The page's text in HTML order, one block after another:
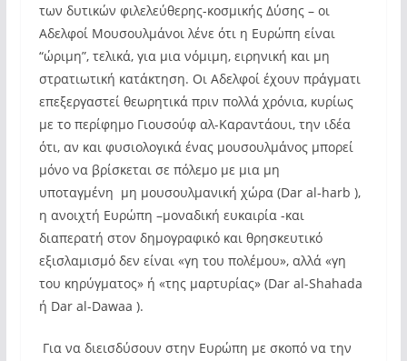
των δυτικών φιλελεύθερης-κοσμικής Δύσης – οι
Αδελφοί Μουσουλμάνοι λένε ότι η Ευρώπη είναι
“ώριμη”, τελικά, για μια νόμιμη, ειρηνική και μη
στρατιωτική κατάκτηση. Οι Αδελφοί έχουν πράγματι
επεξεργαστεί θεωρητικά πριν πολλά χρόνια, κυρίως
με το περίφημο Γιουσούφ αλ-Καραντάουι, την ιδέα
ότι, αν και φυσιολογικά ένας μουσουλμάνος μπορεί
μόνο να βρίσκεται σε πόλεμο με μια μη
υποταγμένη μη μουσουλμανική χώρα (Dar al-harb ),
η ανοιχτή Ευρώπη –μοναδική ευκαιρία -και
διαπερατή στον δημογραφικό και θρησκευτικό
εξισλαμισμό δεν είναι «γη του πολέμου», αλλά «γη
του κηρύγματος» ή «της μαρτυρίας» (Dar al-Shahada
ή Dar al-Dawaa ).
Για να διεισδύσουν στην Ευρώπη με σκοπό να την